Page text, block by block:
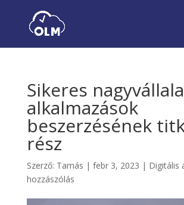
Sikeres
alkalmazások
beszerzésének
rész
Szerző: Tamás | febr 3, 2023 | Digitális
hozzászólás